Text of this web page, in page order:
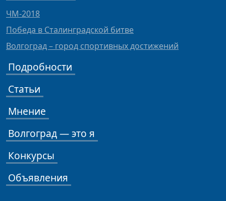
ЧМ-2018
Победа в Сталинградской битве
Волгоград – город спортивных достижений
Подробности
Статьи
Мнение
Волгоград — это я
Конкурсы
Объявления